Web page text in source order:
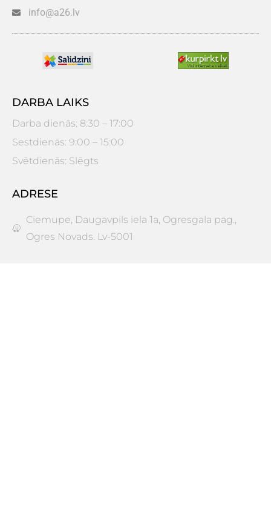
info@a26.lv
DARBA LAIKS
Darba dienās: 8:30 – 17:00
Sestdienās: 9:00 – 15:00
Svētdienās: Slēgts
ADRESE
Ciemupe, Daugavpils iela 1a, Ogresgala pag.,
Ogres Novads. Lv-5001